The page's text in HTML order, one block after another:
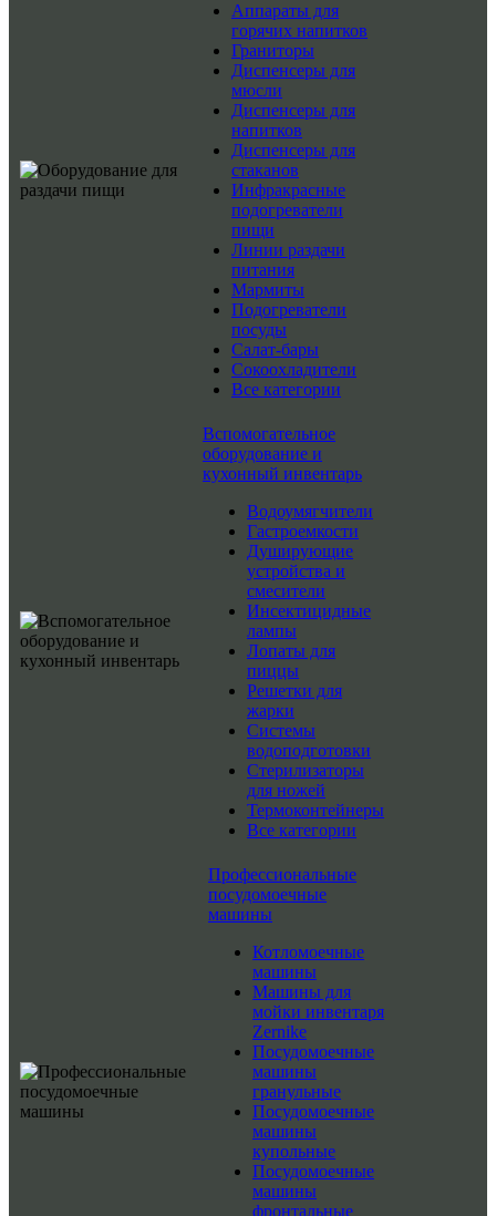
Аппараты для
горячих напитков
Граниторы
Диспенсеры для
мюсли
Диспенсеры для
напитков
Диспенсеры для
стаканов
Инфракрасные
подогреватели
пищи
Линии раздачи
питания
Мармиты
Подогреватели
посуды
Салат-бары
Сокоохладители
Все категории
Вспомогательное
оборудование и
кухонный инвентарь
Водоумягчители
Гастроемкости
Душирующие
устройства и
смесители
Инсектицидные
лампы
Лопаты для
пиццы
Решетки для
жарки
Системы
водоподготовки
Стерилизаторы
для ножей
Термоконтейнеры
Все категории
Профессиональные
посудомоечные
машины
Котломоечные
машины
Машины для
мойки инвентаря
Zernike
Посудомоечные
машины
гранульные
Посудомоечные
машины
купольные
Посудомоечные
машины
фронтальные